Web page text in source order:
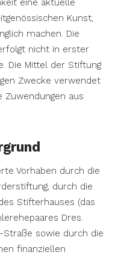
eine aktuelle
Kunst,
machen. Die
nicht in erster
Die Mittel der Stiftung
Zwecke verwendet
aus
Vorhaben durch die
durch die
Stifterhauses (das
Dres.
sowie durch die
finanziellen